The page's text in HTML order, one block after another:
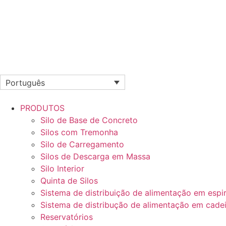
Português
PRODUTOS
Silo de Base de Concreto
Silos com Tremonha
Silo de Carregamento
Silos de Descarga em Massa
Silo Interior
Quinta de Silos
Sistema de distribuição de alimentação em
Sistema de distribução de alimentação em
Reservatórios